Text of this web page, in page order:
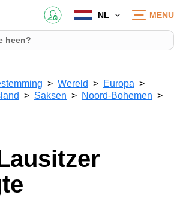
NL MENU
Wereld
Europa
Saksen Noord-Bohemen